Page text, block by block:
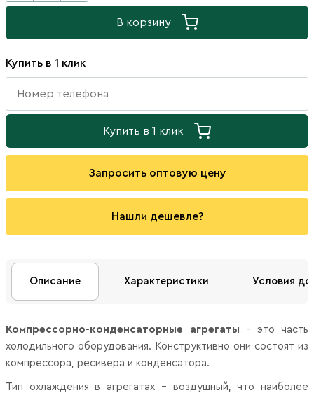
В корзину
Купить в 1 клик
Купить в 1 клик
Запросить оптовую цену
Нашли дешевле?
Описание Характеристики Условия
Компрессорно-конденсаторные агрегаты - это часть
холодильного оборудования. Конструктивно они состоят из
компрессора, ресивера и конденсатора.
Тип охлаждения в агрегатах - воздушный, что наиболее